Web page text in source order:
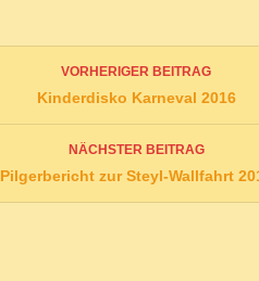
VORHERIGER BEITRAG
Kinderdisko Karneval 2016
NÄCHSTER BEITRAG
Pilgerbericht zur Steyl-Wallfahrt